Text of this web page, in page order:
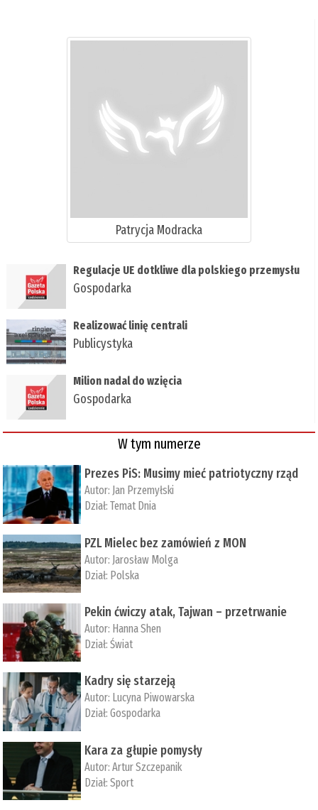
Patrycja Modracka
​Regulacje UE dotkliwe dla polskiego przemysłu
Gospodarka
Realizować linię centrali
Publicystyka
Milion nadal do wzięcia
Gospodarka
W tym numerze
Prezes PiS: Musimy mieć patriotyczny rząd
Autor: Jan Przemyłski
Dział:Temat Dnia
PZL Mielec bez zamówień z MON
Autor: Jarosław Molga
Dział: Polska
Pekin ćwiczy atak, Tajwan – przetrwanie
Autor: ­Hanna Shen
Dział:Świat
Kadry się starzeją
Autor: Lucyna Piwowarska
Dział:Gospodarka
Kara za głupie pomysły
Autor:Artur Szczepanik
Dział:Sport